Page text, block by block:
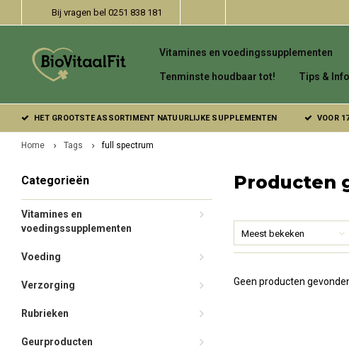
Bij vragen bel 0251 838 181
Vitamines en voedingssupplementen
Tenminste houdbaar tot! Tips &
HET GROOTSTE ASSORTIMENT NATUURLIJKE SUPPLEMENTEN VOOR
Home Tags full spectrum
Categorieën
Vitamines en
voedingssupplementen
Voeding
Verzorging
Rubrieken
Geurproducten
Producten
Meest bekeken
Geen producten